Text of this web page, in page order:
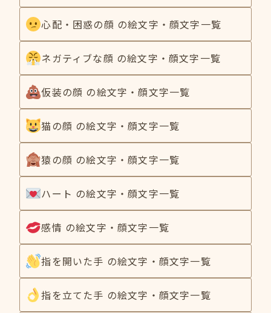
心配・困惑の顔 の絵文字・顔文字一覧
ネガティブな顔 の絵文字・顔文字一覧
仮装の顔 の絵文字・顔文字一覧
猫の顔 の絵文字・顔文字一覧
猿の顔 の絵文字・顔文字一覧
ハート の絵文字・顔文字一覧
感情 の絵文字・顔文字一覧
指を開いた手 の絵文字・顔文字一覧
指を立てた手 の絵文字・顔文字一覧